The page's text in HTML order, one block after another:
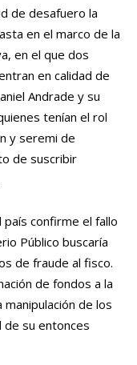
de desafuero la
en el marco de la
en el que dos
en calidad de
Andrade y su
tenían el rol
y seremi de
de suscribir
país confirme el fallo
Público buscaría
de fraude al fisco.
de fondos a la
de los
de su entonces